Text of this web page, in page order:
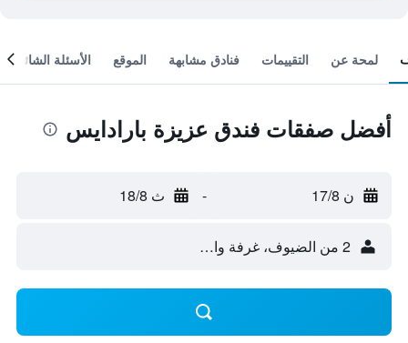
لمحة عن التقييمات فنادق مشابهة الموقع الأسئلة الشائعة
أفضل صفقات فندق عزيزة بارادايس
ن 17/8 - ث 18/8
2 من الضيوف، غرفة واحدة